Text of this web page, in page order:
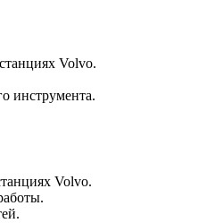
Volvo.
инструмента.
Volvo.